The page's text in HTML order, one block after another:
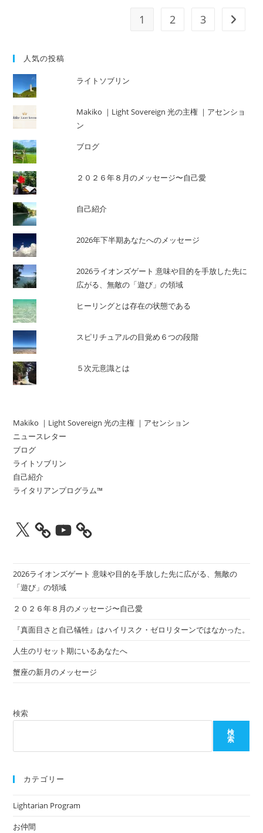
効
果
1 2 3 次のペ
人気の投稿
ライトソブリン
Makiko ｜Light Sovereign 光の主権 ｜アセンショ
ン
ブログ
２０２６年８月のメッセージ〜自己愛
自己紹介
2026年下半期あなたへのメッセージ
2026ライオンズゲート 意味や目的を手放した先に
広がる、無敵の「遊び」の領域
ヒーリングとは存在の状態である
スピリチュアルの目覚め６つの段階
５次元意識とは
Makiko ｜Light Sovereign 光の主権 ｜アセンション
ニュースレター
ブログ
ライトソブリン
自己紹介
ライタリアンプログラム™
X YouTube
2026ライオンズゲート 意味や目的を手放した先に広がる、無敵の
「遊び」の領域
２０２６年８月のメッセージ〜自己愛
『真面目さと自己犠牲』はハイリスク・ゼロリターンではなかった。
人生のリセット期にいるあなたへ
蟹座の新月のメッセージ
検索
検
索
カテゴリー
Lightarian Program
お仲間